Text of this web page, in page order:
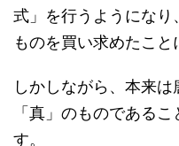
式」を行うようになり
ものを買い求めたこと
しかしながら、本来
「真」のものである
す。